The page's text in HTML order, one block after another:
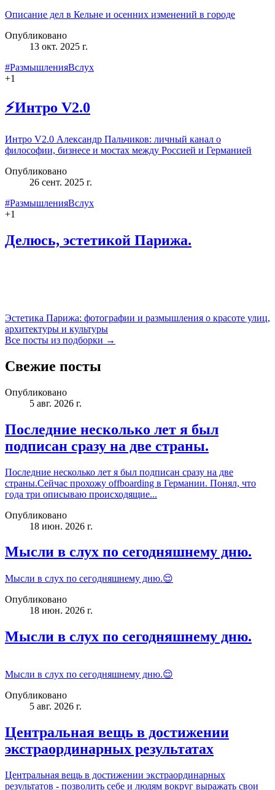
Описание дел в Кельне и осенних изменений в городе
Опубликовано
13 окт. 2025 г.
#РазмышленияВслух
+1
⚡Интро V2.0
Интро V2.0 Александр Пальчиков: личный канал о
философии, бизнесе и мостах между Россией и Германией
Опубликовано
26 сент. 2025 г.
#РазмышленияВслух
+1
Делюсь, эстетикой Парижа.
Эстетика Парижа: фотографии и размышления о красоте улиц,
архитектуры и культуры
Все посты из подборки →
Свежие посты
Опубликовано
5 авг. 2026 г.
Последние несколько лет я был
подписан сразу на две страны.
Последние несколько лет я был подписан сразу на две
страны.Сейчас прохожу offboarding в Германии. Понял, что
года три описываю происходящие...
Опубликовано
18 июн. 2026 г.
Мысли в слух по сегодняшнему дню.
Мысли в слух по сегодняшнему дню.😌
Опубликовано
18 июн. 2026 г.
Мысли в слух по сегодняшнему дню.
Мысли в слух по сегодняшнему дню.😌
Опубликовано
5 авг. 2026 г.
Центральная вещь в достижении
экстраординарных результатах
Центральная вещь в достижении экстраординарных
результатов - позволить себе и людям вокруг выражать свои